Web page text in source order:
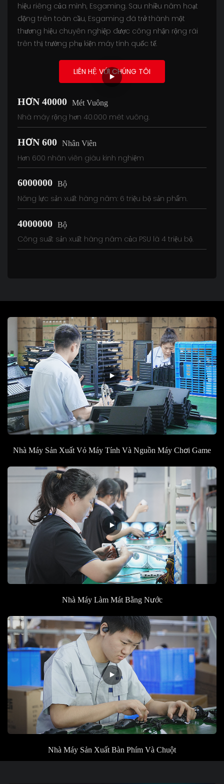
hiệu riêng của mình, Esgaming. Sau nhiều năm hoạt
động trên toàn cầu, Esgaming đã trở thành một
thương hiệu chuyên nghiệp được công nhận rộng rãi
trên thị trường phụ kiện máy tính quốc tế.
LIÊN HỆ VỚI CHÚNG TÔI
HƠN 40000 Mét Vuông
Nhà máy rộng hơn 40.000 mét vuông.
HƠN 600 Nhân Viên
Hơn 600 nhân viên giàu kinh nghiệm
6000000 Bộ
Năng lực sản xuất hàng năm: 6 triệu bộ sản phẩm.
4000000 Bộ
Công suất sản xuất hàng năm của PSU là 4 triệu bộ.
Nhà Máy Sản Xuất Vỏ Máy Tính Và Nguồn Máy Chơi Game
Nhà MáyLàm Mát Bằng Nước
Nhà Máy Sản Xuất Bàn Phím Và Chuột